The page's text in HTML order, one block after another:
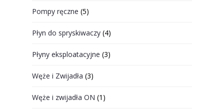
Pompy ręczne (5)
Płyn do spryskiwaczy (4)
Płyny eksploatacyjne (3)
Węże i Zwijadła (3)
Węże i zwijadła ON (1)